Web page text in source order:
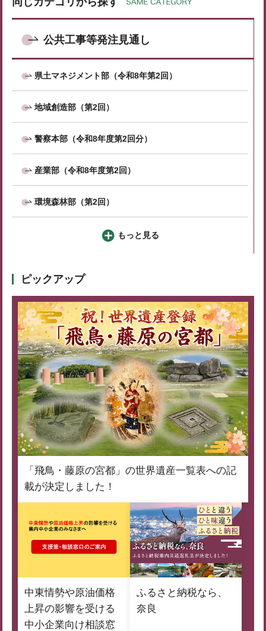
公共工事等発注見通し
県土マネジメント部（令和8年第2回）
地域創造部（第2回）
警察本部（令和8年度第2回分）
産業部（令和8年度第2回）
環境森林部（第2回）
もっと見る
ピックアップ
「飛鳥・藤原の宮都」の世界遺産一覧表への記
載が決定しました！
中東情勢や原油価格
上昇の影響を受ける
中小企業向け相談窓
ふるさと納税なら、
奈良